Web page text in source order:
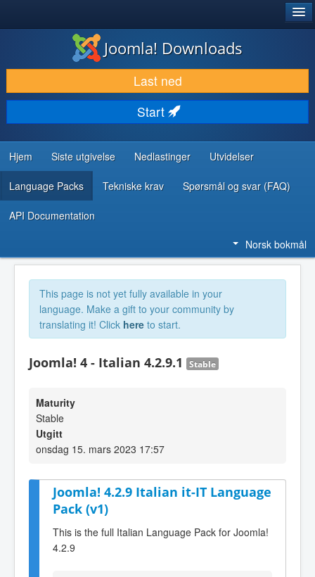
LAST NED & UTVID
OPPDAG & LÆR
SAMFUNN & BRUKERSTØTTE
UTVIKLINGSRESSURSER
Joomla! Downloads
Last ned
Start
Hjem Siste utgivelse Nedlastinger Utvidelser
Language Packs Tekniske krav Spørsmål og svar (FAQ)
API Documentation
Norsk bokmål
This page is not yet fully available in your
language. Make a gift to your community by
translating it! Click here to start.
Joomla! 4 - Italian 4.2.9.1 Stable
Maturity
Stable
Utgitt
onsdag 15. mars 2023 17:57
Joomla! 4.2.9 Italian it-IT Language
Pack (v1)
This is the full Italian Language Pack for Joomla!
4.2.9